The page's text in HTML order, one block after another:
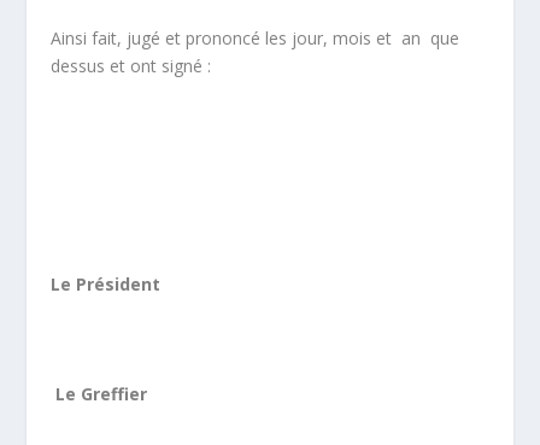
Ainsi fait, jugé et prononcé les jour, mois et an que
dessus et ont signé :
Le Président
Le Greffier